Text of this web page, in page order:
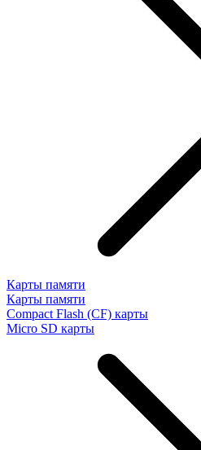
Карты памяти
Карты памяти
Compact Flash (CF) карты
Micro SD карты